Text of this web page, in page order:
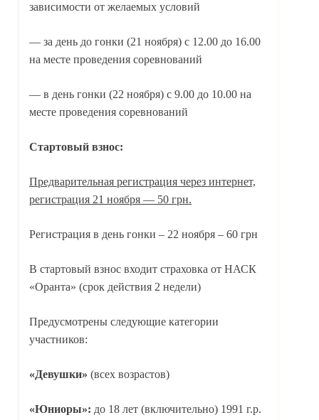
зависимости от желаемых условий
— за день до гонки (21 ноября) с 12.00 до 16.00
на месте проведения соревнований
— в день гонки (22 ноября) с 9.00 до 10.00 на
месте проведения соревнований
Стартовый взнос:
Предварительная регистрация через интернет,
регистрация 21 ноября — 50 грн.
Регистрация в день гонки – 22 ноября – 60 грн
В стартовый взнос входит страховка от НАСК
«Оранта» (срок действия 2 недели)
Предусмотрены следующие категории
участников:
«Девушки» (всех возрастов)
«Юниоры»: до 18 лет (включительно) 1991 г.р.